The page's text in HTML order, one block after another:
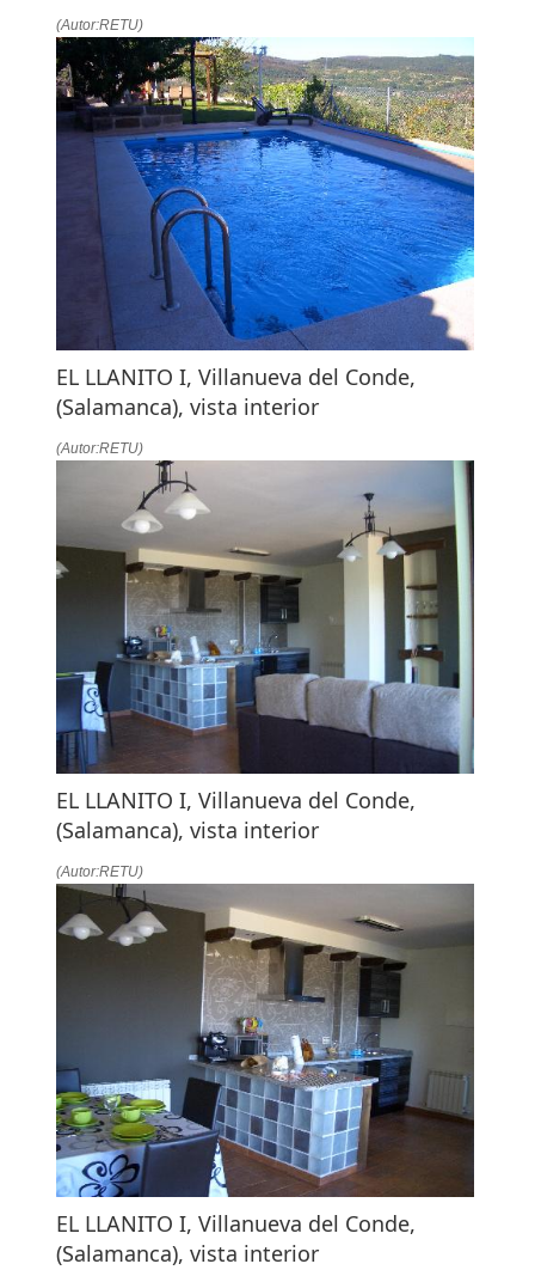
(Autor:RETU)
EL LLANITO I, Villanueva del Conde,
(Salamanca), vista interior
(Autor:RETU)
EL LLANITO I, Villanueva del Conde,
(Salamanca), vista interior
(Autor:RETU)
EL LLANITO I, Villanueva del Conde,
(Salamanca), vista interior